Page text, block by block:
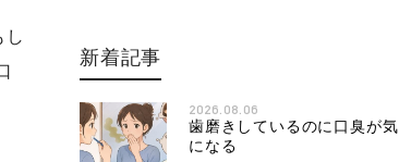
し
新着記事
2026.08.06
歯磨きしているのに口臭が気
になる